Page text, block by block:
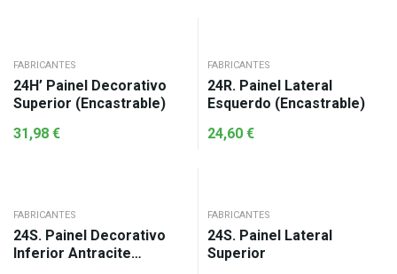
FABRICANTES
24H’ Painel Decorativo
Superior (encastrable)
31,98 €
FABRICANTES
24R. Painel Lateral
Esquerdo (Encastrable)
24,60 €
FABRICANTES
24S. Painel Decorativo
Inferior Antracite
FABRICANTES
24S. Painel Lateral
Superior